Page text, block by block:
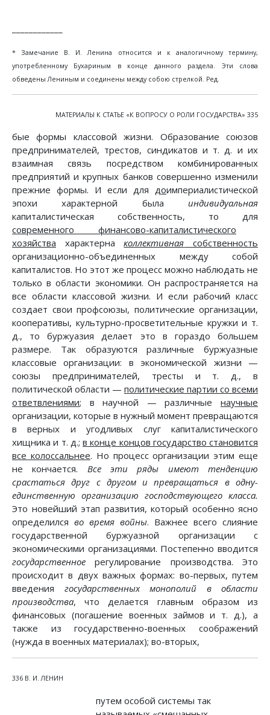
* Замечание В. И. Ленина относится и к аналогичному термину,
употребленному Бухариным в конце данного раздела. Эти слова
обведены Лениным и соединены между собою стрелкой. Ред.
МАТЕРИАЛЫ К СТАТЬЕ «К ВОПРОСУ О РОЛИ ГОСУДАРСТВА» 335
бые формы классовой жизни. Образование союзов
предпринимателей, трестов, синдикатов и т. д. и их
взаимная связь посредством комбинированных
предприятий и крупных банков совершенно изменили
прежние формы. И если для доимпериалистической
эпохи характерной была индивидуальная
капиталистическая собственность, то для
современного финансово-капиталистического
хозяйства характернаколлективная собственность
организационно-объединенных между собой
капиталистов. Но этот же процесс можно наблюдать не
только в области экономики. Он распространяется на
все области классовой жизни. И если рабочий класс
создает свои профсоюзы, политические организации,
кооперативы, культурно-просветительные кружки и т.
д., то буржуазия делает это в гораздо большем
размере. Так образуются различные буржуазные
классовые организации: в экономической жизни —
союзы предпринимателей, тресты и т. д., в
политической области — политические партии со всеми
ответвлениями; в научной — различные научные
организации, которые в нужный момент превращаются
в верных и угодливых слуг капиталистического
хищника и т. д.; в конце концов государство становится
все колоссальнее. Но процесс организации этим еще
не кончается. Все эти ряды имеют тенденцию
срастаться друг с другом и превращаться в одну-
единственную организацию господствующего класса.
Это новейший этап развития, который особенно ясно
определился во время войны. Важнее всего слияние
государственной буржуазной организации с
экономическими организациями. Постепенно вводится
государственное регулирование производства. Это
происходит в двух важных формах: во-первых, путем
введения государственных монополий в области
производства, что делается главным образом из
финансовых (погашение военных займов и т. д.), а
также из государственно-военных соображений
(нужда в военных материалах); во-вторых,
336 В. И. ЛЕНИН
путем особой системы так